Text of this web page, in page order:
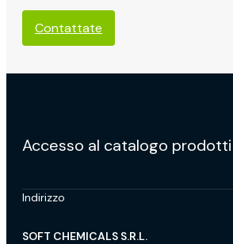
Contattate
Accesso al catalogo prodotti
Indirizzo
SOFT CHEMICALS S.R.L.